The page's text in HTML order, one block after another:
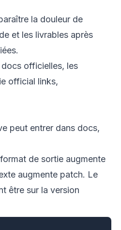
la douleur de
et les livrables après
officielles, les
official links,
peut entrer dans docs,
de sortie augmente
augmente patch. Le
être sur la version